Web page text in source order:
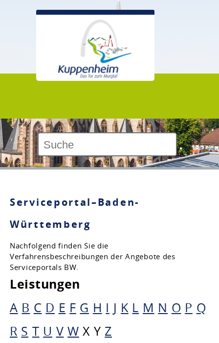
Serviceportal–Baden-
Württemberg
Nachfolgend finden Sie die
Verfahrensbeschreibungen der Angebote des
Serviceportals BW.
Leistungen
A B C D E F G H I J K L M N O P Q
R S T U V W X Y Z